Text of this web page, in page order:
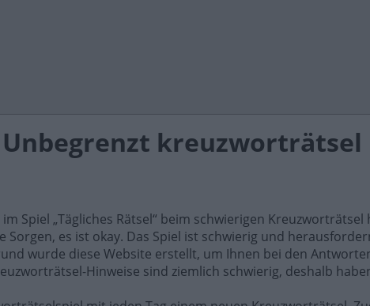
kreuzworträtsel
Spiel „Tägliches Rätsel“ beim schwierigen
Sorgen, es ist okay. Das Spiel ist schwierig und
wurde diese Website erstellt, um Ihnen bei den
Hinweise sind ziemlich schwierig, deshalb